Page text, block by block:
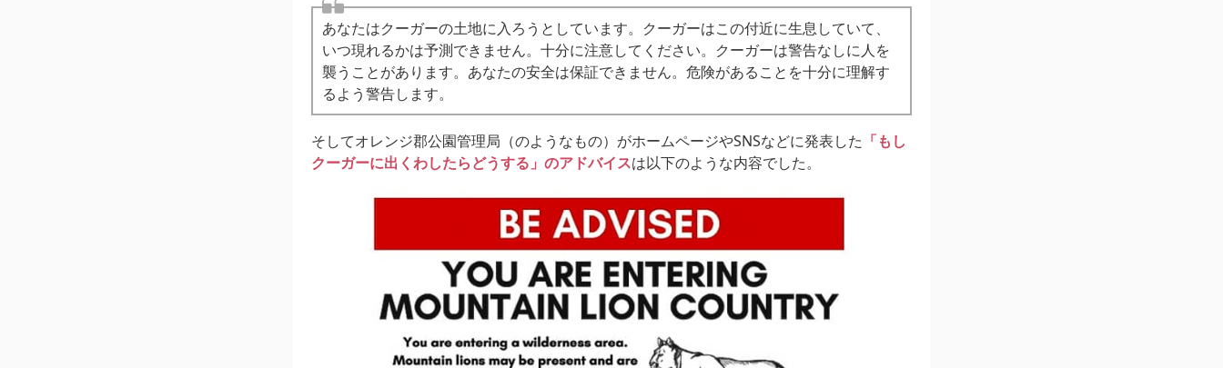
あなたはクーガーの土地に入ろうとしています。クーガーはこの付近に生息していて、
いつ現れるかは予測できません。十分に注意してください。クーガーは警告なしに人を
襲うことがあります。あなたの安全は保証できません。危険があることを十分に理解す
るよう警告します。
そしてオレンジ郡公園管理局（のようなもの）がホームページやSNSなどに発表した 「もし
クーガーに出くわしたらどうする」のアドバイスは以下のような内容でした。